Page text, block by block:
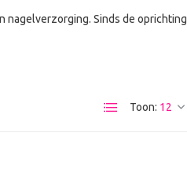
nagelverzorging. Sinds de
Toon: